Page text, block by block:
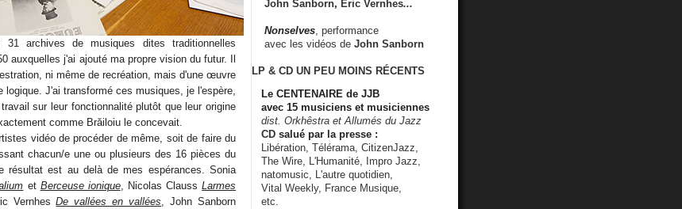
archives de musiques dites traditionnelles
auxquelles j'ai ajouté ma propre vision du futur. Il
ni même de recréation, mais d'une œuvre
logique. J'ai transformé ces musiques, je l'espère,
sur leur fonctionnalité plutôt que leur origine
comme Brăiloiu le concevait.
vidéo de procéder de même, soit de faire du
chacun/e une ou plusieurs des 16 pièces du
résultat est au delà de mes espérances. Sonia
et Berceuse ionique, Nicolas ClaussLarmes
VernhesDe vallées en vallées , John Sanborn
John Sanborn, Eric Vernhes...
Nonselves , performance
avec les vidéos de John Sanborn
LP & CD UN PEU MOINS RÉCENTS
Le CENTENAIRE de JJB
avec 15 musiciens et musiciennes
dist. Orkhêstra et Allumés du Jazz
CD salué par la presse :
Libération, Télérama, CitizenJazz,
The Wire, L'Humanité, Impro Jazz,
natomusic, L'autre quotidien,
Vital Weekly, France Musique,
etc.